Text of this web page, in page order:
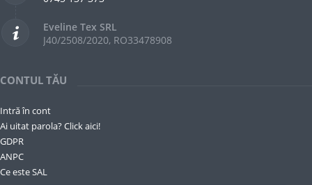
Eveline Tex SRL
J40/2508/2020, RO33478908
CONTUL TĂU
Intră în cont
Ai uitat parola? Click aici!
GDPR
ANPC
Ce este SAL